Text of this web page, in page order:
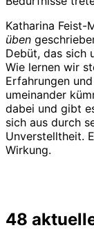
Katharina Feist-
üben
Debüt, das sich
Wie lernen wir
Erfahrungen
umeinander
dabei und gibt
sich aus durch
Unverstelltheit.
Wirkung.
48